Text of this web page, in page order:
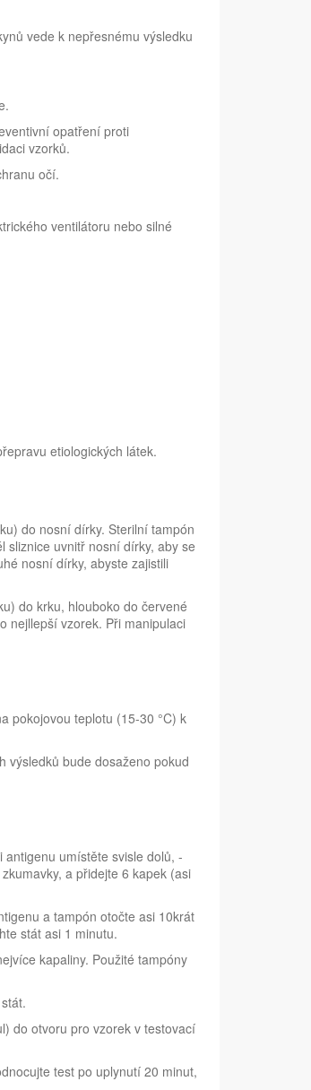
vede k nepřesnému výsledku
opatření proti
vzorků.
očí.
ventilátoru nebo silné
etiologických látek.
do nosní dírky. Sterilní tampón
sliznice uvnitř nosní dírky, aby se
nosní dírky, abyste zajistili
do krku, hlouboko do červené
nejllepší vzorek. Při manipulaci
pokojovou teplotu (15-30 °C) k
výsledků bude dosaženo pokud
umístěte svisle dolů, -
a přidejte 6 kapek (asi
a tampón otočte asi 10krát
stát asi 1 minutu.
kapaliny. Použité tampóny
do otvoru pro vzorek v testovací
test po uplynutí 20 minut,